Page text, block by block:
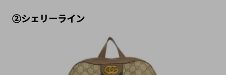
②シェリーライン